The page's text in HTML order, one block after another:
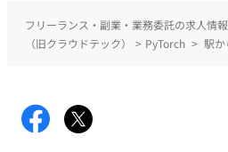
フリーランス・副業・業務委託の求人情
（旧クラウドテック）
> PyTorch > 駅